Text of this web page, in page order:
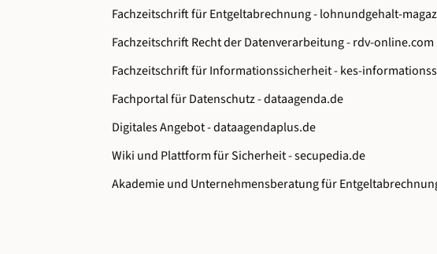
Fachzeitschrift für Entgeltabrechnung -lohnundgehalt-
Fachzeitschrift Recht der Datenverarbeitung -rdv-online.com
Fachzeitschrift für Informationssicherheit -kes-
Fachportal für Datenschutz -dataagenda.de
Digitales Angebot -dataagendaplus.de
Wiki und Plattform für Sicherheit -secupedia.de
Akademie und Unternehmensberatung für